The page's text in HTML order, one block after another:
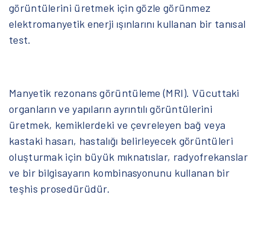
görüntülerini üretmek için gözle görünmez
elektromanyetik enerji ışınlarını kullanan bir tanısal
test.
Manyetik rezonans görüntüleme (MRI). Vücuttaki
organların ve yapıların ayrıntılı görüntülerini
üretmek, kemiklerdeki ve çevreleyen bağ veya
kastaki hasarı, hastalığı belirleyecek görüntüleri
oluşturmak için büyük mıknatıslar, radyofrekanslar
ve bir bilgisayarın kombinasyonunu kullanan bir
teşhis prosedürüdür.